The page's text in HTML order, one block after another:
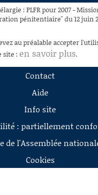
: PLFR pour 2007 -
pénitentiaire" du 12 juin
au préalable accepter
site : en savoir plus.
Contact
Aide
Info site
: partiellement
de l'Assemblée
Cookies